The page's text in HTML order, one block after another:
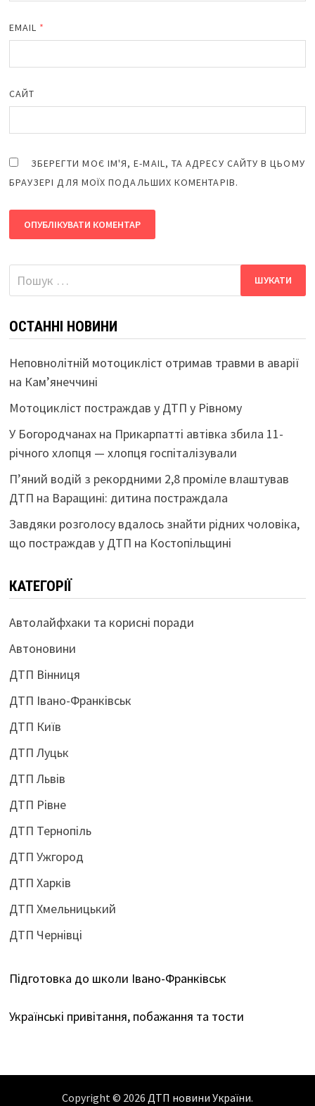
EMAIL *
САЙТ
ЗБЕРЕГТИ МОЄ ІМ'Я, E-MAIL, ТА АДРЕСУ САЙТУ В ЦЬОМУ
БРАУЗЕРІ ДЛЯ МОЇХ ПОДАЛЬШИХ КОМЕНТАРІВ.
Пошук:
ОСТАННІ НОВИНИ
Неповнолітній мотоцикліст отримав травми в аварії
на Кам’янеччині
Мотоцикліст постраждав у ДТП у Рівному
У Богородчанах на Прикарпатті автівка збила 11-
річного хлопця — хлопця госпіталізували
П’яний водій з рекордними 2,8 проміле влаштував
ДТП на Варащині: дитина постраждала
Завдяки розголосу вдалось знайти рідних чоловіка,
що постраждав у ДТП на Костопільщині
КАТЕГОРІЇ
Автолайфхаки та корисні поради
Автоновини
ДТП Вінниця
ДТП Івано-Франківськ
ДТП Київ
ДТП Луцьк
ДТП Львів
ДТП Рівне
ДТП Тернопіль
ДТП Ужгород
ДТП Харків
ДТП Хмельницький
ДТП Чернівці
Підготовка до школи Івано-Франківськ
Українські привітання, побажання та тости
Copyright © 2026 ДТП новини України.